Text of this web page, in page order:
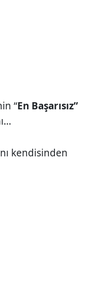
“En Başarısız”
kendisinden